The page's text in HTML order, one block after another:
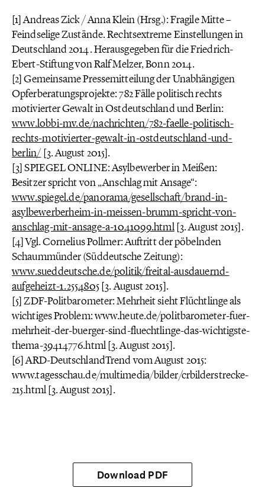
[1] Andreas Zick / Anna Klein (Hrsg.): Fragile Mitte –
Feindselige Zustände. Rechtsextreme Einstellungen in
Deutschland 2014. Herausgegeben für die Friedrich-
Ebert-Stiftung von Ralf Melzer, Bonn 2014.
[2] Gemeinsame Pressemitteilung der Unabhängigen
Opferberatungsprojekte: 782 Fälle politisch rechts
motivierter Gewalt in Ostdeutschland und Berlin:
www.lobbi-mv.de/nachrichten/782-faelle-politisch-
rechts-motivierter-gewalt-in-ostdeutschland-und-
berlin/ [3. August 2015].
[3] SPIEGEL ONLINE: Asylbewerber in Meißen:
Besitzer spricht von „Anschlag mit Ansage“:
www.spiegel.de/panorama/gesellschaft/brand-in-
asylbewerberheim-in-meissen-brumm-spricht-von-
anschlag-mit-ansage-a-1041099.html[3. August 2015].
[4] Vgl. Cornelius Pollmer: Auftritt der pöbelnden
Schaummünder (Süddeutsche Zeitung):
www.sueddeutsche.de/politik/freital-ausdauernd-
aufgeheizt-1.2554805[3. August 2015].
[5] ZDF-Politbarometer: Mehrheit sieht Flüchtlinge als
wichtiges Problem: www.heute.de/politbarometer-fuer-
mehrheit-der-buerger-sind-fluechtlinge-das-wichtigste-
thema-39414776.html [3. August 2015].
[6] ARD-DeutschlandTrend vom August 2015:
www.tagesschau.de/multimedia/bilder/crbilderstrecke-
215.html [3. August 2015].
Download PDF